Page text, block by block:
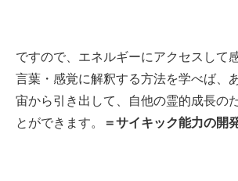
ですので、エネルギーにアクセスして
言葉・感覚に解釈する方法を学べば、
宙から引き出して、自他の霊的成長の
とができます。 ＝サイキック能力の開発